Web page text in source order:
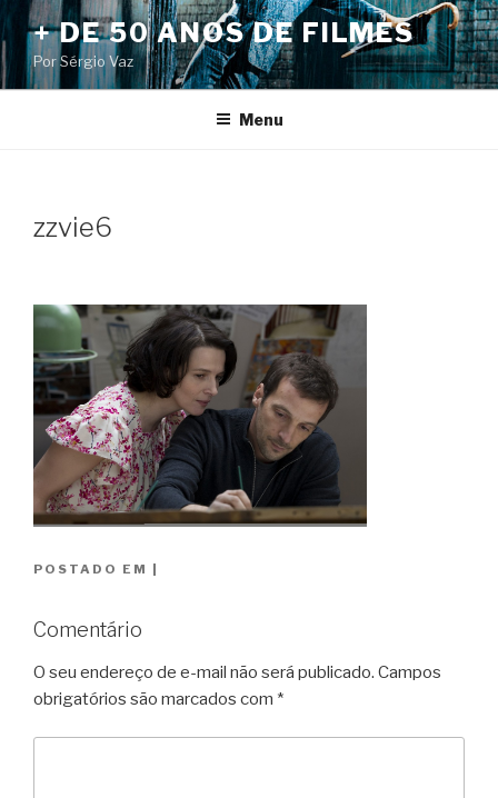
Pular
para
o
conteúdo
+ DE 50 ANOS DE FILMES
Por Sérgio Vaz
Menu
zzvie6
POSTADO EM
Comentário
O seu endereço de e-mail não será publicado. Campos
obrigatórios são marcados com *